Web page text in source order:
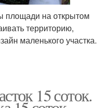
площади на открытом
территорию,
маленького участка.
15 соток.